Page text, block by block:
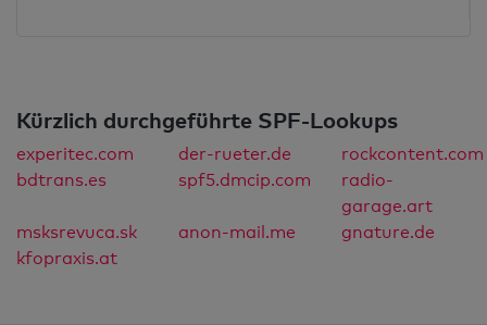
Kürzlich durchgeführte SPF-Lookups
experitec.com der-rueter.de
rockcontent.com
bdtrans.es
spf5.dmcip.com
radio-
garage.art
msksrevuca.sk
anon-mail.me
gnature.de
kfopraxis.at